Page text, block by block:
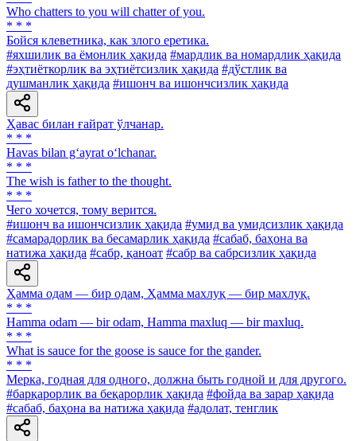
Who chatters to you will chatter of you.
* * *
Бойся клеветника, как злого еретика.
#яхшилик ва ёмонлик ҳақида #мардлик ва номардлик ҳақида
#эҳтиёткорлик ва эҳтиётсизлик ҳақида #дўстлик ва
душманлик ҳақида #ишонч ва ишончсизлик ҳақида
Ҳавас билан ғайрат ўлчанар.
* * *
Havas bilan g‘ayrat o‘lchanar.
* * *
The wish is father to the thought.
* * *
Чего хочется, тому верится.
#ишонч ва ишончсизлик ҳақида #умид ва умидсизлик ҳақида
#самарадорлик ва бесамарлик ҳақида #сабаб, баҳона ва
натижа ҳақида #сабр, қаноат #сабр ва сабрсизлик ҳақида
Ҳамма одам — бир одам, Ҳамма махлуқ — бир махлуқ.
* * *
Hamma odam — bir odam, Hamma maxluq — bir maxluq.
* * *
What is sauce for the goose is sauce for the gander.
* * *
Мерка, годная для одного, должна быть годной и для другого.
#барқарорлик ва беқарорлик ҳақида #фойда ва зарар ҳақида
#сабаб, баҳона ва натижа ҳақида #адолат, тенглик